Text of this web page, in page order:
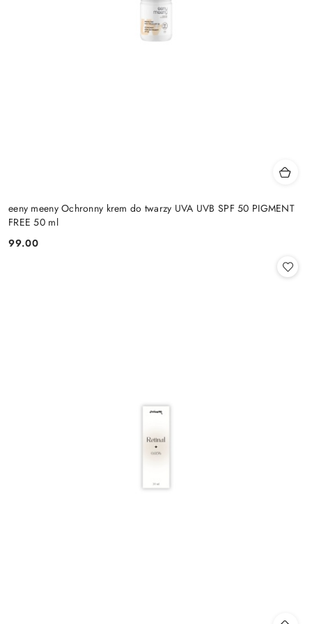
eeny meeny Ochronny krem do twarzy UVA UVB SPF 50 PIGMENT
FREE 50 ml
Cena:
99.00